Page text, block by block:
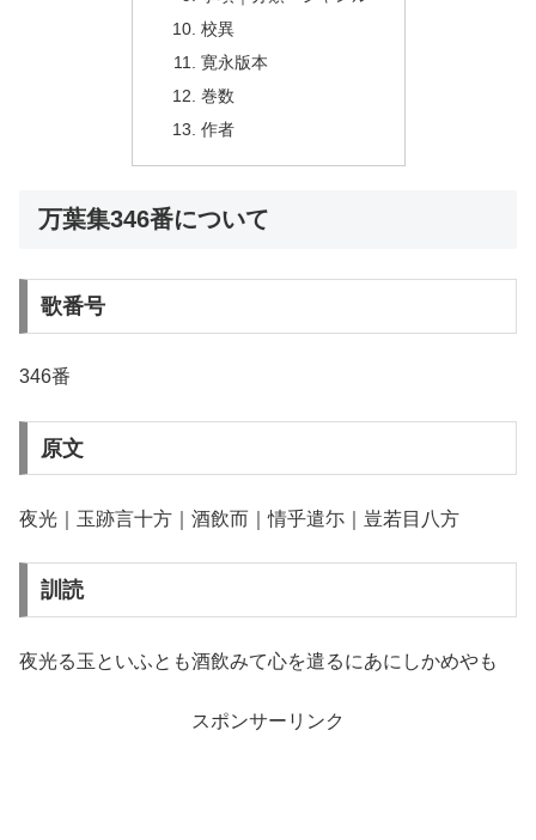
校異
寛永版本
巻数
作者
万葉集346番について
歌番号
346番
原文
夜光｜玉跡言十方｜酒飲而｜情乎遣尓｜豈若目八方
訓読
夜光る玉といふとも酒飲みて心を遣るにあにしかめやも
スポンサーリンク